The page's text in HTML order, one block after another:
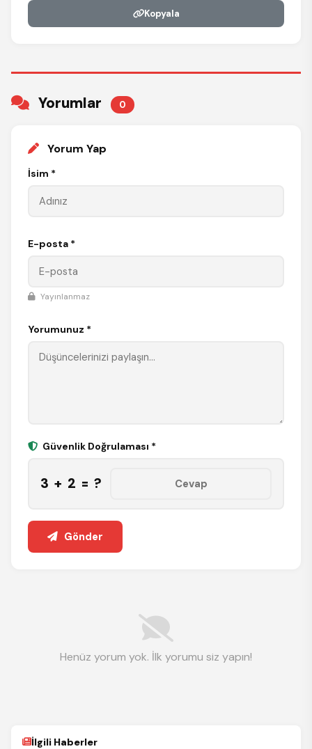
Kopyala
Yorumlar 0
Yorum Yap
İsim *
E-posta *
Yayınlanmaz
Yorumunuz *
Güvenlik Doğrulaması *
3 + 2 = ?
Gönder
Henüz yorum yok. İlk yorumu siz yapın!
İlgili Haberler